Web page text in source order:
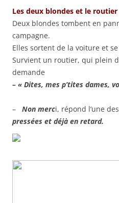
Les deux blondes et le routier
Deux blondes tombent en
campagne.
Elles sortent de la voiture et
Survient un routier, qui plein
demande
– « Dites, mes p’tites dames,
– Non merci, répond l’une
pressées et déjà en retard.